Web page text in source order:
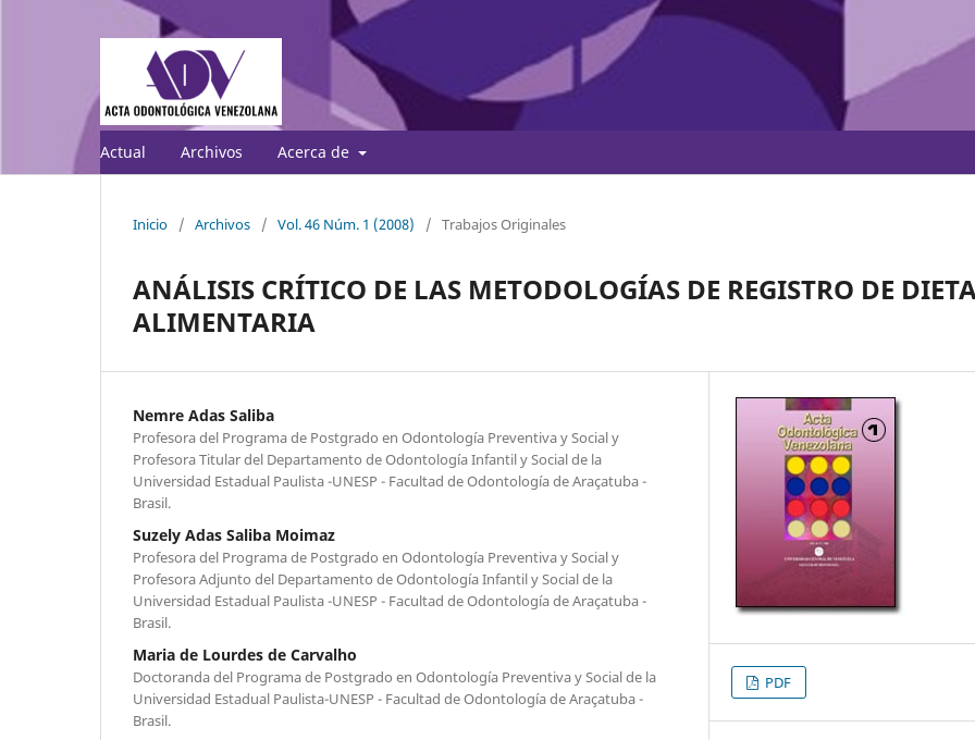
Actual Archivos Acerca de
Inicio / Archivos / Vol. 46 Núm. 1 (2008) / Trabajos Originales
ANÁLISIS CRÍTICO DE LAS METODOLOGÍAS DE REGISTRO DE
ALIMENTARIA
Nemre Adas Saliba
Profesora del Programa de Postgrado en Odontología Preventiva y Social y
Profesora Titular del Departamento de Odontología Infantil y Social de la
Universidad Estadual Paulista -UNESP - Facultad de Odontología de Araçatuba -
Brasil.
Suzely Adas Saliba Moimaz
Profesora del Programa de Postgrado en Odontología Preventiva y Social y
Profesora Adjunto del Departamento de Odontología Infantil y Social de la
Universidad Estadual Paulista -UNESP - Facultad de Odontología de Araçatuba -
Brasil.
Maria de Lourdes de Carvalho
Doctoranda del Programa de Postgrado en Odontología Preventiva y Social de la
Universidad Estadual Paulista-UNESP - Facultad de Odontología de Araçatuba -
Brasil.
PDF